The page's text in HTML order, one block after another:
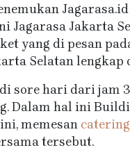
Jagarasa Jakarta
yang di pesan
Selatan lengkap
sore hari dari jam
Dalam hal ini
memesan
tersebut.